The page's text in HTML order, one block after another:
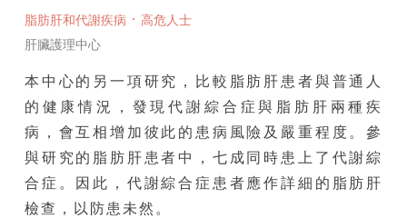
脂肪肝和代謝疾病 · 高危人士
肝臟護理中心
本中心的另一項研究，比較脂肪肝患者與普通人
的健康情況，發現代謝綜合症與脂肪肝兩種疾
病，會互相增加彼此的患病風險及嚴重程度。參
與研究的脂肪肝患者中，七成同時患上了代謝綜
合症。因此，代謝綜合症患者應作詳細的脂肪肝
檢查，以防患未然。